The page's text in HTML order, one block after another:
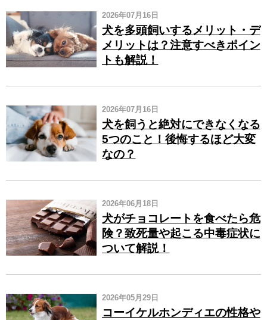
2026年07月16日
犬を多頭飼いするメリット・デ
メリットは？注意すべきポイン
トも解説！
2026年07月16日
犬を飼うと絶対にできなくなる
5つのこと！後悔するほど大変
なの？
2026年06月18日
犬がチョコレートを食べたら危
険？致死量や起こる中毒症状に
ついて解説！
2026年05月29日
コーイケルホンディエの性格や